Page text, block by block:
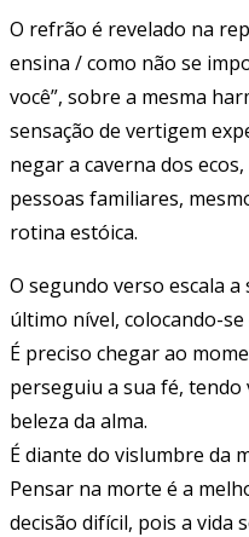
O refrão é revelado na
ensina / como não se
você”, sobre a mesma
sensação de vertigem
negar a caverna dos
pessoas familiares,
rotina estóica.
O segundo verso escala
último nível, colocando-
É preciso chegar ao
perseguiu a sua fé,
beleza da alma.
É diante do vislumbre da
Pensar na morte é a
decisão difícil, pois a vida